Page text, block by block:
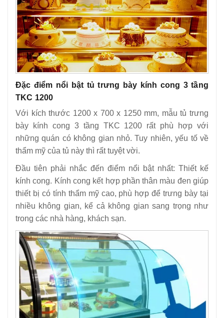
Đặc điểm nổi bật tủ trưng bày kính cong 3 tầng
TKC 1200
Với kích thước 1200 x 700 x 1250 mm, mẫu tủ trưng
bày kính cong 3 tầng TKC 1200 rất phù hợp với
những quán có không gian nhỏ. Tuy nhiên, yếu tố về
thẩm mỹ của tủ này thì rất tuyệt vời.
Đầu tiên phải nhắc đến điểm nổi bật nhất: Thiết kế
kính cong. Kính cong kết hợp phần thân màu đen giúp
thiết bị có tính thẩm mỹ cao, phù hợp để trưng bày tại
nhiều không gian, kể cả không gian sang trọng như
trong các nhà hàng, khách sạn.